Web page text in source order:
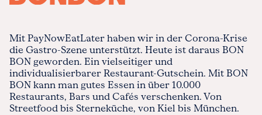
Mit PayNowEatLater haben wir in der Corona-Krise
die Gastro-Szene unterstützt. Heute ist daraus BON
BON geworden. Ein vielseitiger und
individualisierbarer Restaurant-Gutschein. Mit BON
BON kann man gutes Essen in über 10.000
Restaurants, Bars und Cafés verschenken. Von
Streetfood bis Sterneküche, von Kiel bis München.